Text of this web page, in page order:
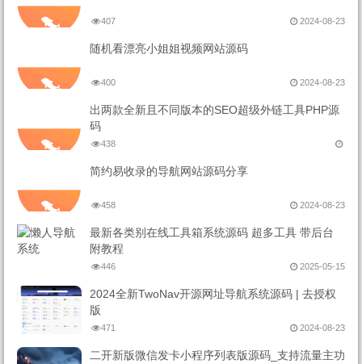
407 2024-08-23
随机看漂亮小姐姐视频网站源码
400 2024-08-23
出两款全新且不同版本的SEO超级外链工具PHP源
码
438
简约易收录的导航网站源码分享
458 2024-08-23
最新各类别在线工具箱系统源码 超多工具 带后台
附教程
446 2025-05-15
2024全新TwoNav开源网址导航系统源码 | 去授权
版
471 2024-08-23
二开新版微信发卡小程序列表版源码_支持流量主功